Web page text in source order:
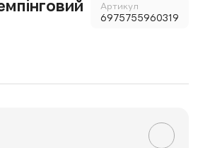
Артикул
6975755960319